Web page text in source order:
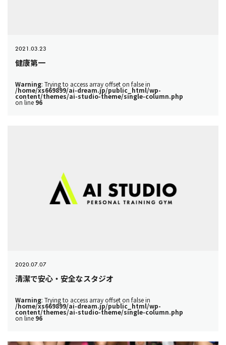
2021.03.23
健康第一
Warning: Trying to access array offset on false in
/home/xs669899/ai-dream.jp/public_html/wp-
content/themes/ai-studio-theme/single-column.php
on line 96
2020.07.07
清潔で安心・安全なスタジオ
Warning: Trying to access array offset on false in
/home/xs669899/ai-dream.jp/public_html/wp-
content/themes/ai-studio-theme/single-column.php
on line 96